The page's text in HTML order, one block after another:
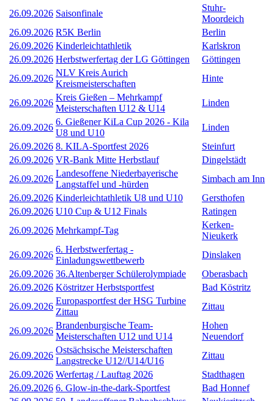
26.09.2026 Saisonfinale
Stuhr-
Moordeich
26.09.2026 R5K Berlin
Berlin
26.09.2026 Kinderleichtathletik
Karlskron
26.09.2026 Herbstwerfertag der LG Göttingen
Göttingen
26.09.2026
NLV Kreis Aurich
Kreismeisterschaften
Hinte
26.09.2026
Kreis Gießen – Mehrkampf
Meisterschaften U12 & U14
Linden
26.09.2026
6. Gießener KiLa Cup 2026 - Kila
U8 und U10
Linden
26.09.2026 8. KILA-Sportfest 2026
Steinfurt
26.09.2026 VR-Bank Mitte Herbstlauf
Dingelstädt
26.09.2026
Landesoffene Niederbayerische
Langstaffel und -hürden
Simbach am Inn
26.09.2026 Kinderleichtathletik U8 und U10
Gersthofen
26.09.2026 U10 Cup & U12 Finals
Ratingen
26.09.2026 Mehrkampf-Tag
Kerken-
Nieukerk
26.09.2026
6. Herbstwerfertag -
Einladungswettbewerb
Dinslaken
26.09.2026 36.Altenberger Schülerolympiade
Oberasbach
26.09.2026 Köstritzer Herbstsportfest
Bad Köstritz
26.09.2026
Europasportfest der HSG Turbine
Zittau
Zittau
26.09.2026
Brandenburgische Team-
Meisterschaften U12 und U14
Hohen
Neuendorf
26.09.2026
Ostsächsische Meisterschaften
Langstrecke U12//U14/U16
Zittau
26.09.2026 Werfertag / Lauftag 2026
Stadthagen
26.09.2026 6. Glow-in-the-dark-Sportfest
Bad Honnef